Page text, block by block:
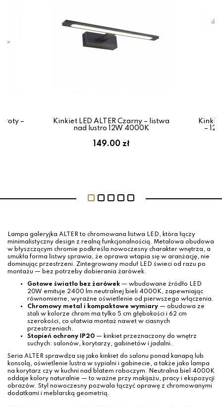
–
Kinkiet LED ALTER Czarny – listwa
nad lustro 12W 4000K
149.00 zł
–
Lampa galeryjka ALTER to chromowana listwa LED, która łączy
minimalistyczny design z realną funkcjonalnością. Metalowa obudowa
w błyszczącym chromie podkreśla nowoczesny charakter wnętrza, a
smukła forma listwy sprawia, że oprawa wtapia się w aranżację, nie
dominując przestrzeni. Zintegrowany moduł LED świeci od razu po
montażu — bez potrzeby dobierania żarówek.
Gotowe światło bez żarówek — wbudowane źródło LED
20W emituje 2400 lm neutralnej bieli 4000K, zapewniając
równomierne, wyraźne oświetlenie od pierwszego włączenia.
Chromowy metal i kompaktowe wymiary — obudowa ze
stali w kolorze chrom ma tylko 5 cm głębokości i 62 cm
szerokości, co ułatwia montaż nawet w ciasnych
przestrzeniach.
Stopień ochrony IP20 — kinkiet przeznaczony do wnętrz
suchych: salonów, korytarzy, gabinetów i jadalni.
Seria ALTER sprawdza się jako kinkiet do salonu ponad kanapą lub
konsolą, oświetlenie lustra w sypialni i gabinecie, a także jako lampa
na korytarz czy w kuchni nad blatem roboczym. Neutralna biel 4000K
oddaje kolory naturalnie — to ważne przy makijażu, pracy i ekspozycji
obrazów. Styl nowoczesny pozwala łączyć oprawę z chromowanymi
dodatkami i meblarską geometrią.